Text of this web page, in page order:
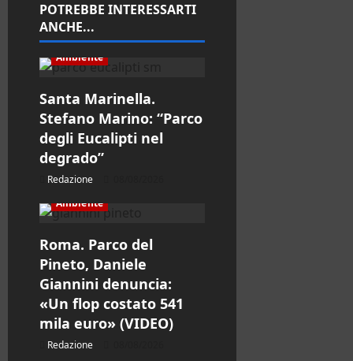
r
t
c
o
o
POTREBBE INTERESSARTI
ANCHE...
Ambiente
Santa Marinella.
Stefano Marino: “Parco
degli Eucalipti nel
degrado”
Redazione
Ambiente
Roma. Parco del
Pineto, Daniele
Giannini denuncia:
«Un flop costato 541
mila euro» (VIDEO)
Redazione